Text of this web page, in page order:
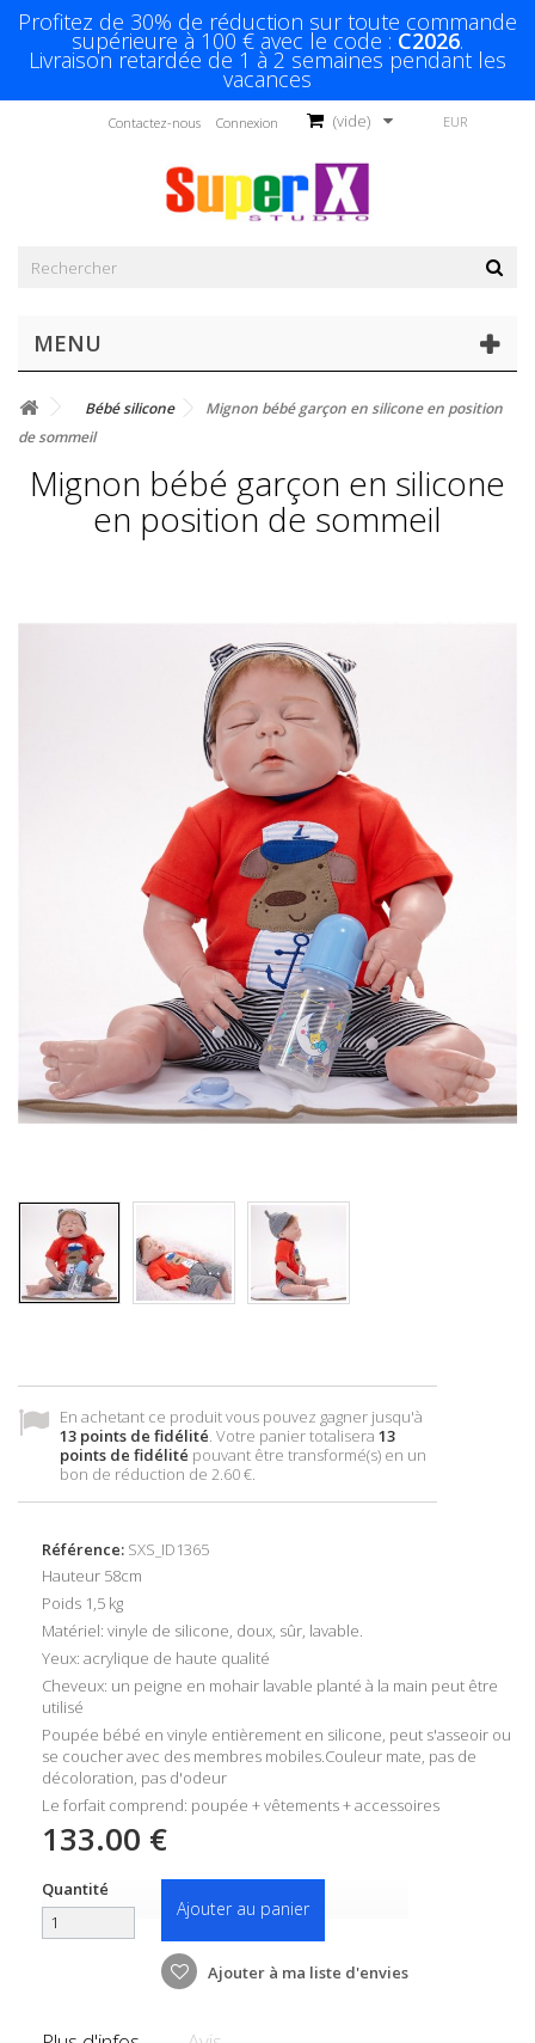
Profitez de 30% de réduction sur toute commande
supérieure à 100 € avec le code : C2026.
Livraison retardée de 1 à 2 semaines pendant les
vacances
EUR
(vide)
Connexion
Contactez-nous
MENU
Bébé silicone
Mignon bébé garçon en silicone en position
de sommeil
Mignon bébé garçon en silicone
en position de sommeil
En achetant ce produit vous pouvez gagner jusqu'à
13 points de fidélité . Votre panier totalisera 13
points de fidélité pouvant être transformé(s) en un
bon de réduction de 2.60 €
Référence: SXS_ID1365
Hauteur 58cm
Poids 1,5 kg
Matériel: vinyle de silicone, doux, sûr, lavable.
Yeux: acrylique de haute qualité
Cheveux: un peigne en mohair lavable planté à la main peut être
utilisé
Poupée bébé en vinyle entièrement en silicone, peut s'asseoir ou
se coucher avec des membres mobiles.Couleur mate, pas de
décoloration, pas d'odeur
Le forfait comprend: poupée + vêtements + accessoires
133.00 €
Quantité
Ajouter au panier
Ajouter à ma liste d'envies